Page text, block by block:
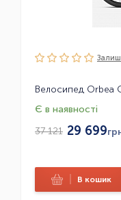
Велосипед Orbea
Є в наявності
37 121 29 699
В кошик